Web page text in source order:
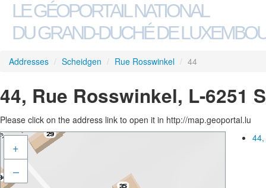
LE GÉOPORTAIL NATIONAL
DU GRAND-DUCHÉ DE
Addresses / Scheidgen / Rue Rosswinkel / 44
44, Rue Rosswinkel, L-6251
Please click on the address link to open it in http://map.geoportal.lu
+
–